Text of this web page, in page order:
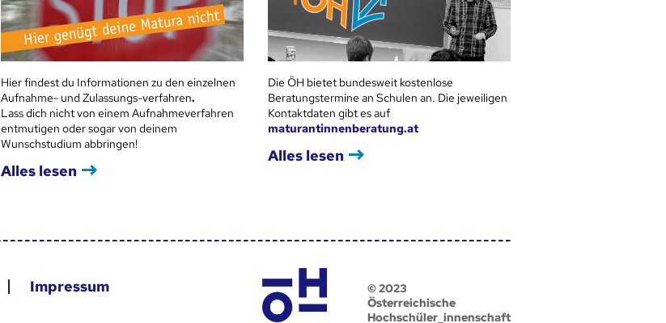
Hier findest du Informationen zu den einzelnen
Aufnahme- und Zulassungs-verfahren.
Lass dich nicht von einem Aufnahmeverfahren
entmutigen oder sogar von deinem
Wunschstudium abbringen!
Alles lesen
Die ÖH bietet bundesweit kostenlose
Beratungstermine an Schulen an. Die jeweiligen
Kontaktdaten gibt es auf
maturantinnenberatung.at
Alles lesen
Impressum
© 2023
Österreichische
Hochschüler_innenschaft